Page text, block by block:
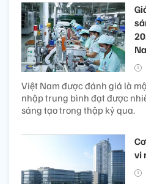
Việt Nam được đánh giá là
nhập trung bình đạt được
sáng tạo trong thập kỷ qua.
vi